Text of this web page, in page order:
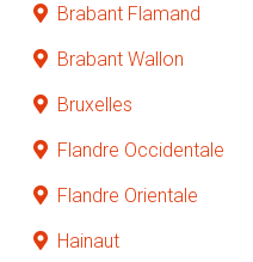
Brabant Flamand
Brabant Wallon
Bruxelles
Flandre Occidentale
Flandre Orientale
Hainaut